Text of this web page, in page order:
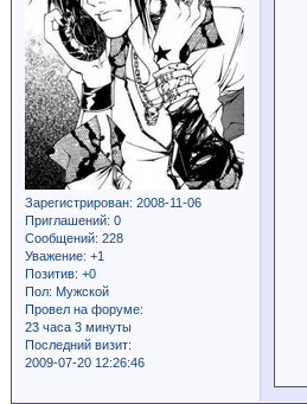
Зарегистрирован: 2008-11-06
Приглашений: 0
Сообщений: 228
Уважение: +1
Позитив: +0
Пол: Мужской
Провел на форуме:
23 часа 3 минуты
Последний визит:
2009-07-20 12:26:46